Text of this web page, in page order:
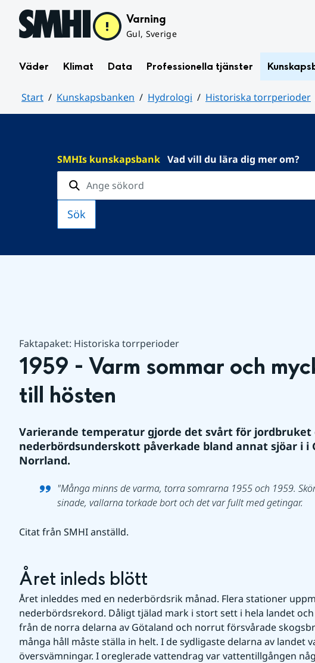
Hoppa till sidans innehåll Varning
Gul, Sverige
Väder Klimat Data Professionella tjänster
Start Kunskapsbanken Hydrologi Historiska torrperioder
SMHIs kunskapsbank Vad vill du lära dig mer om?
Faktapaket: Historiska torrperioder
1959 - Varm sommar och
till hösten
Varierande temperatur gjorde det svårt för jordbruket
nederbördsunderskott påverkade bland annat sjöar i i
Norrland.
"Många minns de varma, torra somrarna 1955 och 1959.
sinade, vallarna torkade bort och det var fullt med getingar.
Citat från SMHI anställd.
Året inleds blött
Året inleddes med en nederbördsrik månad. Flera stationer
nederbördsrekord. Dåligt tjälad mark i stort sett i hela landet
från de norra delarna av Götaland och norrut försvårade
många håll måste ställa in helt. I de sydligaste delarna av landet
översvämningar. I oreglerade vattendrag var vattentillgången